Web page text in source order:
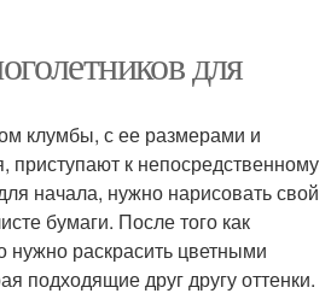
для
клумбы, с ее размерами и
приступают к непосредственному
начала, нужно нарисовать свой
бумаги. После того как
нужно раскрасить цветными
подходящие друг другу оттенки.